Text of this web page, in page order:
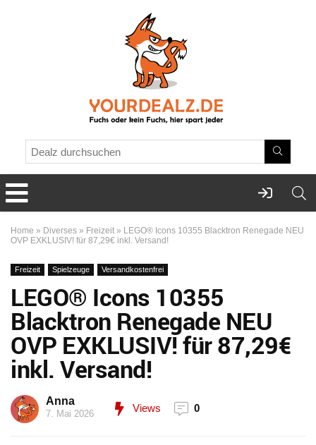
Home » Diverses » Freizeit » LEGO® Icons 10355 Blacktron Renegade NEU
OVP EXKLUSIV! für 87,29€ inkl. Versand!
Freizeit Spielzeuge Versandkostenfrei
LEGO® Icons 10355
Blacktron Renegade NEU
OVP EXKLUSIV! für 87,29€
inkl. Versand!
Anna
7. Mai 2026 Views 0